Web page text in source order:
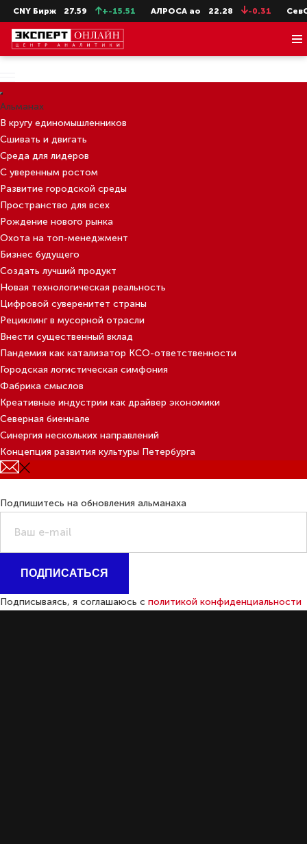
Бирж 27.59 +-15.51 АЛРОСА ао 22.28 -0.31 СевСт-
Альманах
В кругу единомышленников
Сшивать и двигать
Среда для лидеров
С уверенным ростом
Развитие городской среды
Пространство для всех
Рождение нового рынка
Охота на топ-менеджмент
Бизнес будущего
Создать лучший продукт
Новая технологическая реальность
Цифровой суверенитет страны
Рециклинг в мусорной отрасли
Внести существенный вклад
Пандемия как катализатор КСО-ответственности
Городская логистическая симфония
Фабрика смыслов
Креативные индустрии как драйвер экономики
Северная биеннале
Синергия нескольких направлений
Концепция развития культуры Петербурга
Подпишитесь на обновления альманаха
ПОДПИСАТЬСЯ
Подписываясь, я соглашаюсь с политикой конфиденциальности